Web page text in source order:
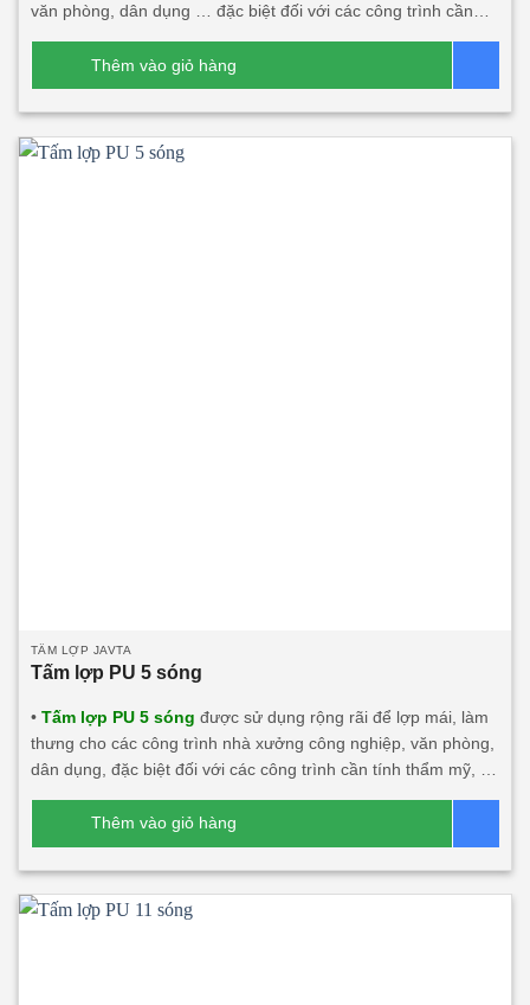
văn phòng, dân dụng … đặc biệt đối với các công trình cần
âm, cách nhiệt lớn. Sản phẩm này rất phù hợp với các công
trình đối tác nước ngoài đầu tư tại Việt Nam và xuất khẩu. •
Để đáp ứng nhu cầu cần tấm dài vượt quá khả năng của vận
tải (lớn hơn 33m). Chúng tôi triển khai lắp đặt dây chuyền sản
xuất tấm lợp PU tại chân công trình, chiều dài tấm lên tới 65m
Thêm vào giỏ hàng
TẤM LỢP JAVTA
Tấm lợp PU 5 sóng
• Tấm lợp PU 5 sóng được sử dụng rộng rãi để lợp mái, làm
thưng cho các công trình nhà xưởng công nghiệp, văn phòng,
dân dụng, đặc biệt đối với các công trình cần tính thẩm mỹ, độ
phù hợp với các công trình đối tác nước ngoài đầu tư tại Việt
Nam và xuất khẩu.Dòng sản phẩm chính:
Tấm lợp PU 5
sóng 3 lớp 2 mặt tôn
Tấm lợp PU 5 sóng 3 lớp 1 mặt tôn
Tấm lợp 1 lớp 5 sóng, tấm canopy 5 sóng công nghiệp
Thêm vào giỏ hàng